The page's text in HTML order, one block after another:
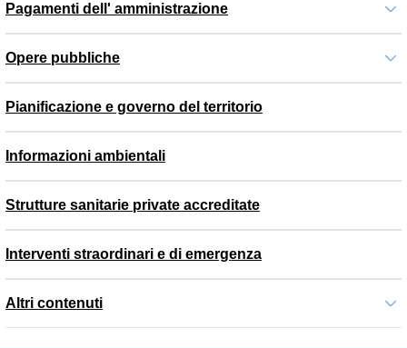
Pagamenti dell' amministrazione
Opere pubbliche
Pianificazione e governo del territorio
Informazioni ambientali
Strutture sanitarie private accreditate
Interventi straordinari e di emergenza
Altri contenuti